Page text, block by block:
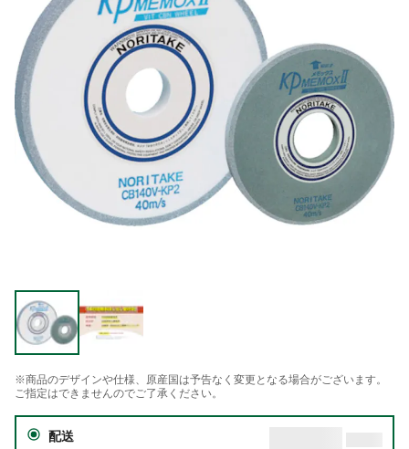
※商品のデザインや仕様、原産国は予告なく変更となる場合がございます。
ご指定はできませんのでご了承ください。
配送